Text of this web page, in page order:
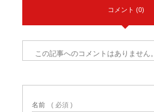
コメント (0)
この記事へのコメントはありません。
名前 ( 必須 )